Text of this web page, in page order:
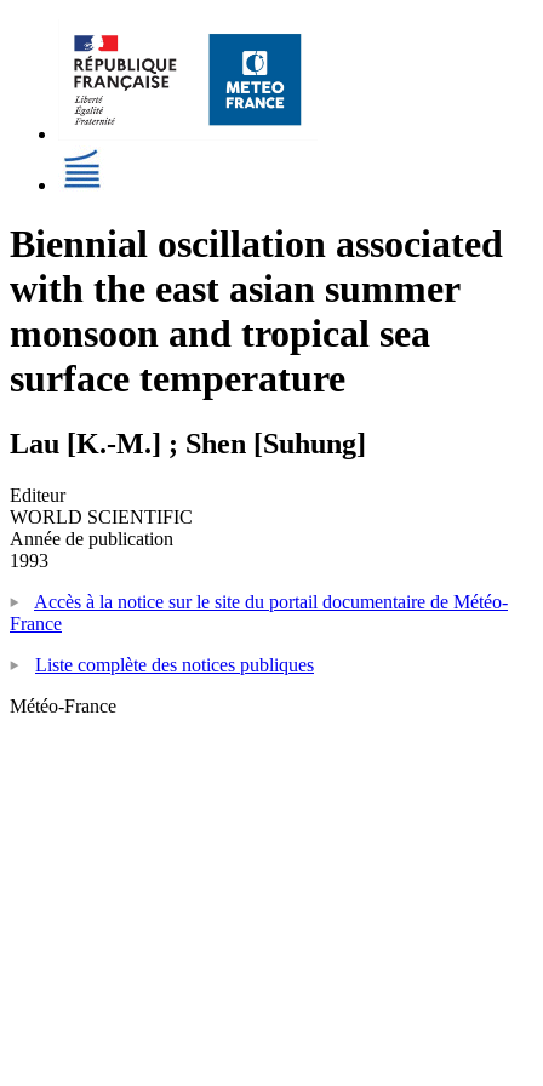
Biennial oscillation associated
with the east asian summer
monsoon and tropical sea
surface temperature
Lau [K.-M.] ; Shen [Suhung]
Editeur
WORLD SCIENTIFIC
Année de publication
1993
Accès à la notice sur le site du portail documentaire de Météo-
France
Liste complète des notices publiques
Météo-France